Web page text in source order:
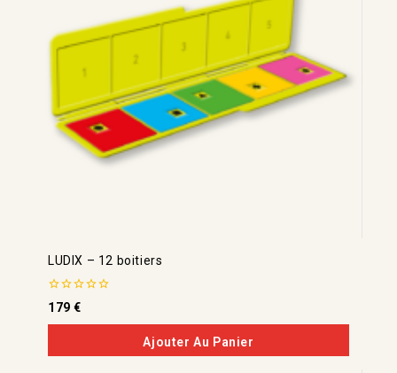
LUDIX – 12 boitiers
0
de
5
179€
Ajouter Au Panier